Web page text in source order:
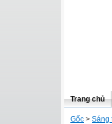
Trang chủ
Gốc > Sáng